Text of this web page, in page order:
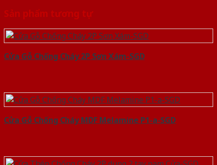
Sản phẩm tương tự
Cửa Gỗ Chống Cháy 2P Sơn Xám-SGD
Cửa Gỗ Chống Cháy MDF Melamine P1-a-SGD